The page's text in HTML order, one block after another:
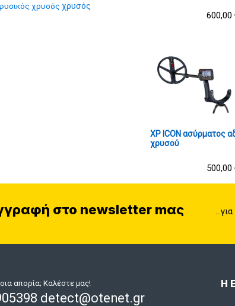
χρυσός χρυσός
600,00
XP ICON ασύρματος
χρυσού
500,00
στο newsletter mας ...για
Η
απορία; Καλέστε μας!
detect@otenet.gr